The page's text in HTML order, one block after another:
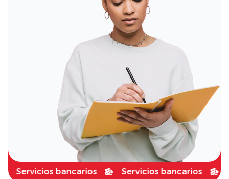
Servicios bancarios Servicios bancarios